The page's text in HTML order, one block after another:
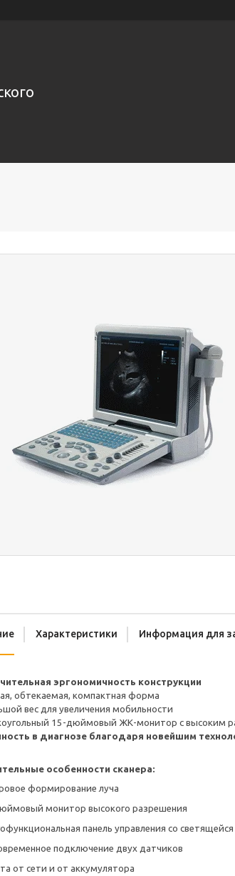
Характеристики Информация для
эргономичность конструкции
обтекаемая, компактная форма
вес для увеличения мобильности
15-дюймовый ЖК-монитор с высоким
в диагнозе благодаря новейшим
особенности сканера:
формирование луча
монитор высокого разрешения
панель управления со
подключение двух датчиков
от сети и от аккумулятора